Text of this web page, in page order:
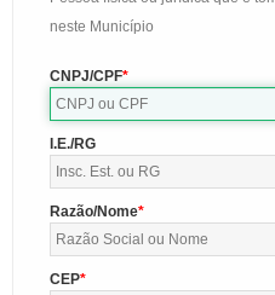
neste Município
CNPJ/CPF
I.E./RG
Razão/Nome
CEP